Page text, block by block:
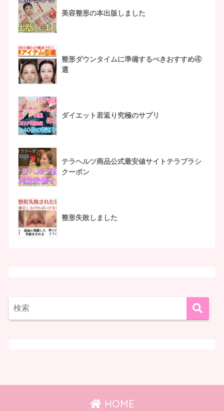
美容整形の本出版しました
整形ダウンタイムに準備するべきおすすめ④
選
ダイエット若返り究極のサプリ
テラヘルツ商品公式最安値サイトテラブラシ
クーポン
整形失敗しました
HOME